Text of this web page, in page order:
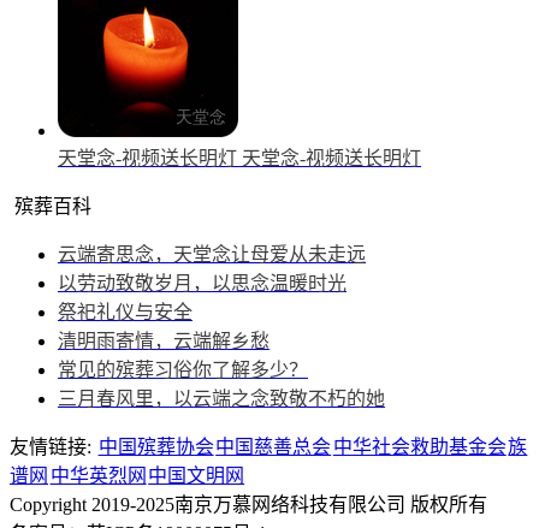
天堂念-视频送长明灯 天堂念-视频送长明灯
殡葬百科
云端寄思念，天堂念让母爱从未走远
以劳动致敬岁月，以思念温暖时光
祭祀礼仪与安全
清明雨寄情，云端解乡愁
常见的殡葬习俗你了解多少？
三月春风里，以云端之念致敬不朽的她
友情链接: 中国殡葬协会中国慈善总会中华社会救助基金会族
谱网 中华英烈网 中国文明网
Copyright 2019-2025南京万慕网络科技有限公司 版权所有